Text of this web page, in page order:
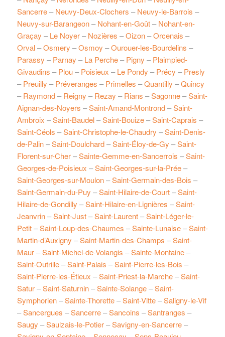
Sancerre–Neuvy-Deux-Clochers –Neuvy-le-Barrois –
Neuvy-sur-Barangeon–Nohant-en-Goût–Nohant-en-
Graçay –Le Noyer–Nozières –Oizon–Orcenais –
Orval–Osmery –Osmoy –Ourouer-les-Bourdelins –
Parassy –Parnay –La Perche–Pigny –Plaimpied-
Givaudins –Plou–Poisieux –Le Pondy –Précy –Presly
–Preuilly –Préveranges –Primelles –Quantilly –Quincy
–Raymond–Reigny –Rezay –Rians –Sagonne–Saint-
Aignan-des-Noyers –Saint-Amand-Montrond–Saint-
Ambroix –Saint-Baudel–Saint-Bouize–Saint-Caprais –
Saint-Céols –Saint-Christophe-le-Chaudry –Saint-Denis-
de-Palin–Saint-Doulchard–Saint-Éloy-de-Gy –Saint-
Florent-sur-Cher–Sainte-Gemme-en-Sancerrois –Saint-
Georges-de-Poisieux –Saint-Georges-sur-la-Prée–
Saint-Georges-sur-Moulon–Saint-Germain-des-Bois –
Saint-Germain-du-Puy –Saint-Hilaire-de-Court–Saint-
Hilaire-de-Gondilly –Saint-Hilaire-en-Lignières –Saint-
Jeanvrin–Saint-Just–Saint-Laurent–Saint-Léger-le-
Petit–Saint-Loup-des-Chaumes –Sainte-Lunaise–Saint-
Martin-d’Auxigny –Saint-Martin-des-Champs –Saint-
Maur–Saint-Michel-de-Volangis –Sainte-Montaine–
Saint-Outrille–Saint-Palais –Saint-Pierre-les-Bois –
Saint-Pierre-les-Étieux –Saint-Priest-la-Marche–Saint-
Satur–Saint-Saturnin–Sainte-Solange–Saint-
Symphorien–Sainte-Thorette–Saint-Vitte–Saligny-le-Vif
–Sancergues –Sancerre–Sancoins –Santranges –
Saugy –Saulzais-le-Potier–Savigny-en-Sancerre–